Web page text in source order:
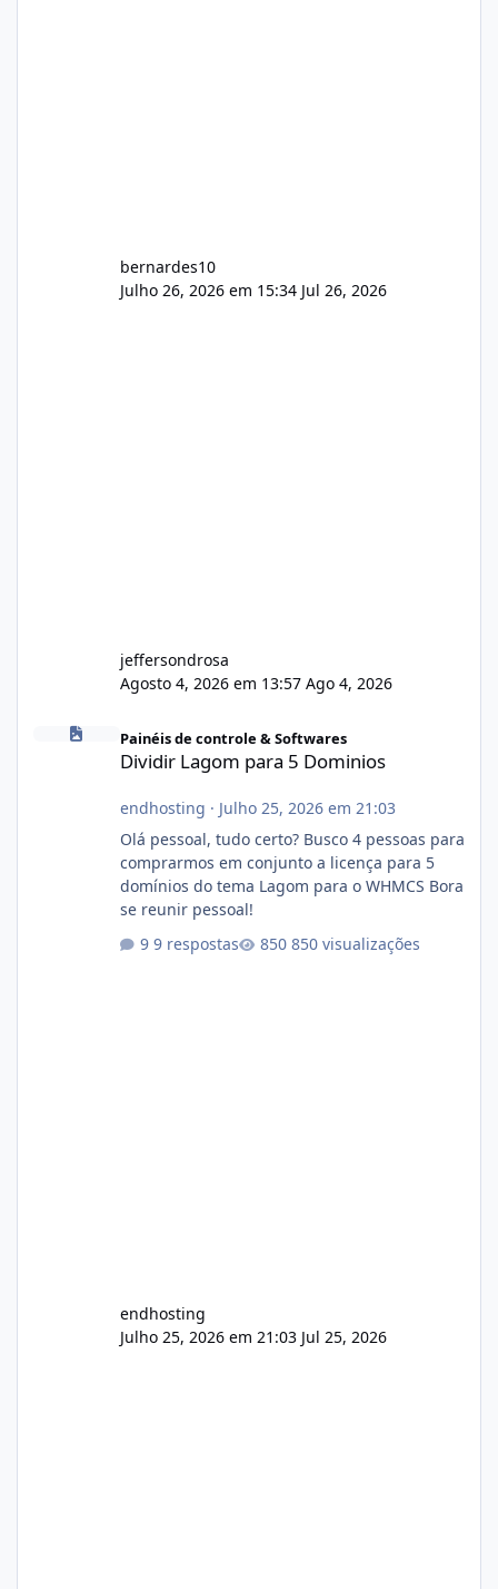
bernardes10
Julho 26, 2026 em 15:34 Jul 26, 2026
jeffersondrosa
Agosto 4, 2026 em 13:57 Ago 4, 2026
Painéis de controle & Softwares
Dividir Lagom para 5 Dominios
endhosting · Julho 25, 2026 em 21:03
Olá pessoal, tudo certo? Busco 4 pessoas para
comprarmos em conjunto a licença para 5
domínios do tema Lagom para o WHMCS Bora
se reunir pessoal!
9 respostas
850 visualizações
endhosting
Julho 25, 2026 em 21:03 Jul 25, 2026